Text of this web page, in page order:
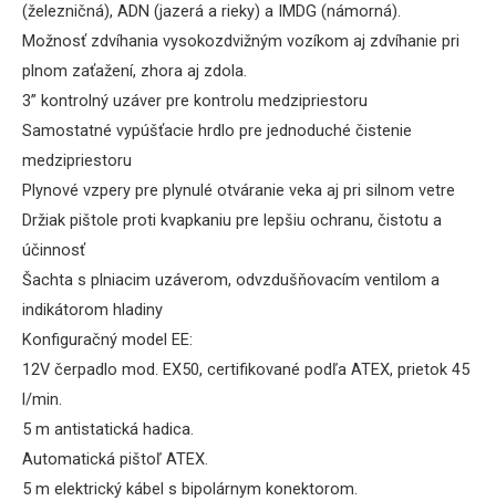
(železničná), ADN (jazerá a rieky) a IMDG (námorná).
Možnosť zdvíhania vysokozdvižným vozíkom aj zdvíhanie pri
plnom zaťažení, zhora aj zdola.
3” kontrolný uzáver pre kontrolu medzipriestoru
Samostatné vypúšťacie hrdlo pre jednoduché čistenie
medzipriestoru
Plynové vzpery pre plynulé otváranie veka aj pri silnom vetre
Držiak pištole proti kvapkaniu pre lepšiu ochranu, čistotu a
účinnosť
Šachta s plniacim uzáverom, odvzdušňovacím ventilom a
indikátorom hladiny
Konfiguračný model EE:
12V čerpadlo mod. EX50, certifikované podľa ATEX, prietok 45
l/min.
5 m antistatická hadica.
Automatická pištoľ ATEX.
5 m elektrický kábel s bipolárnym konektorom.